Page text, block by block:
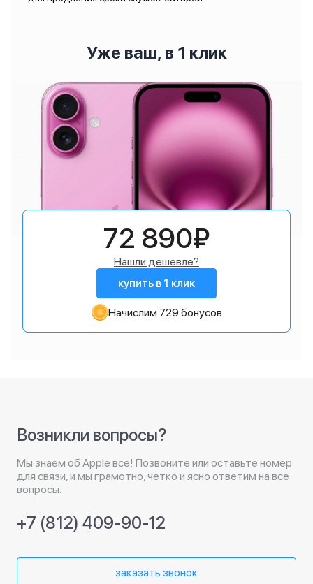
Уже ваш, в 1 клик
72 890₽
Нашли дешевле?
купить в 1 клик
Начислим 729 бонусов
Возникли вопросы?
Мы знаем об Apple все! Позвоните или оставьте номер
для связи, и мы грамотно, четко и ясно ответим на все
вопросы.
+7 (812) 409-90-12
заказать звонок